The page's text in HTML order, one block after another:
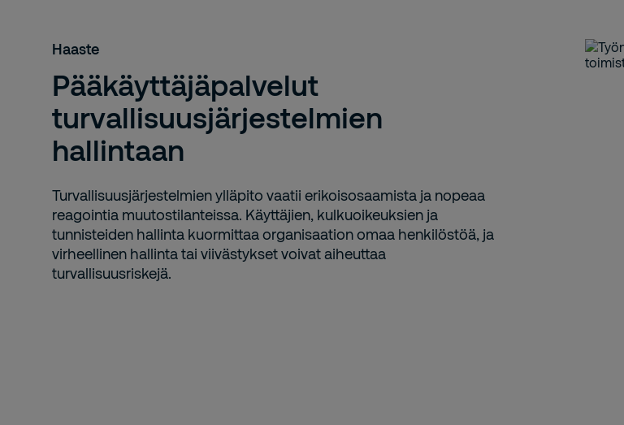
Haaste
Pääkäyttäjäpalvelut
turvallisuusjärjestelmien
hallintaan
Turvallisuusjärjestelmien ylläpito vaatii erikoisosaamista ja nopeaa
reagointia muutostilanteissa. Käyttäjien, kulkuoikeuksien ja
tunnisteiden hallinta kuormittaa organisaation omaa henkilöstöä, ja
virheellinen hallinta tai viivästykset voivat aiheuttaa
turvallisuusriskejä.